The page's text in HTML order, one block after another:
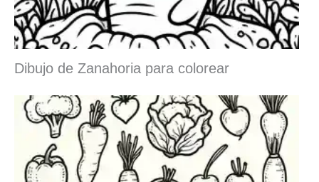
Dibujo de Zanahoria para colorear